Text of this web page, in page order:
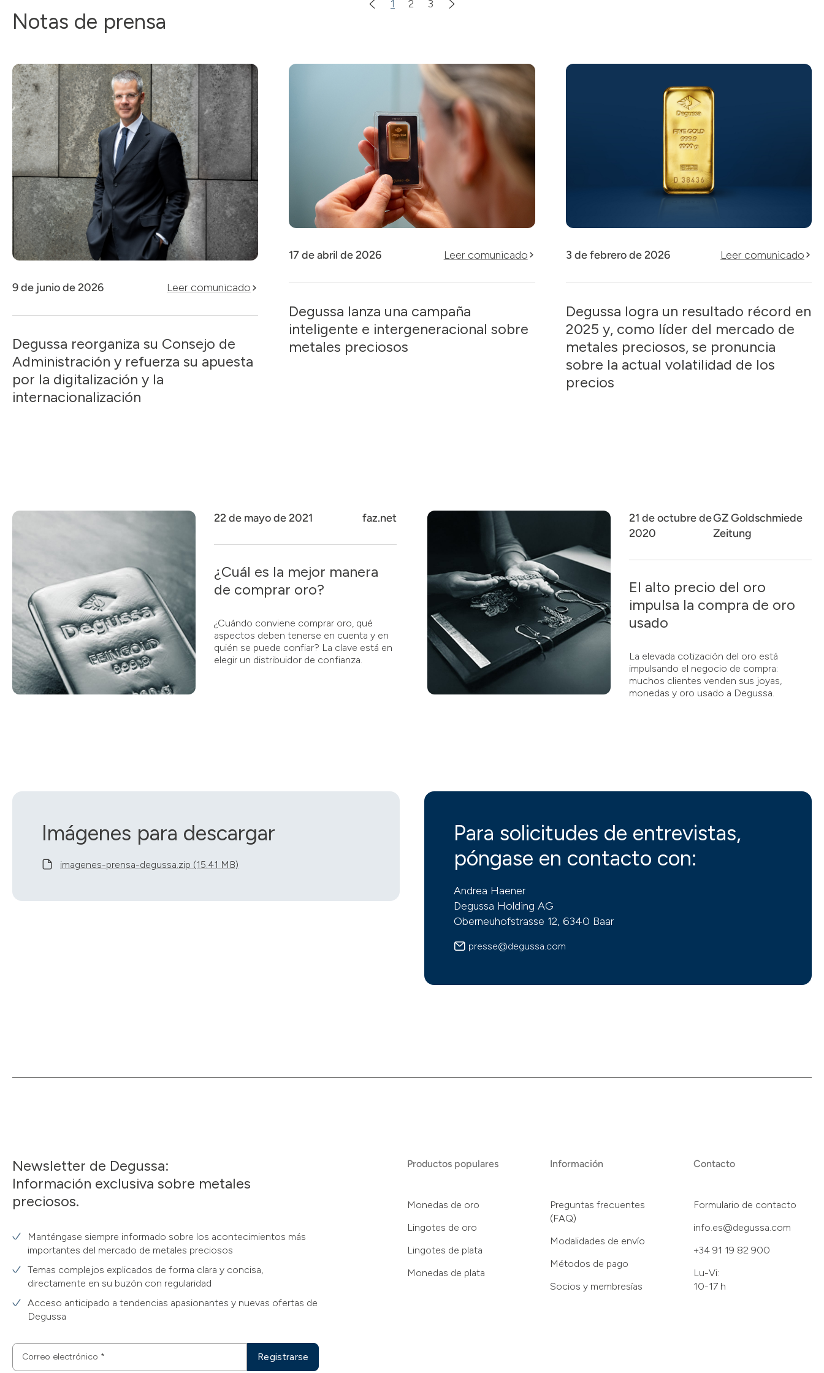
1 2 3
Notas de prensa
9 de junio de 2026 Leer comunicado
Degussa reorganiza su Consejo de
Administración y refuerza su apuesta
por la digitalización y la
internacionalización
17 de abril de 2026 Leer comunicado
Degussa lanza una campaña
inteligente e intergeneracional sobre
metales preciosos
3 de febrero de 2026 Leer comunicado
Degussa logra un resultado récord en
2025 y, como líder del mercado de
metales preciosos, se pronuncia
sobre la actual volatilidad de los
precios
22 de mayo de 2021 faz.net
¿Cuál es la mejor manera
de comprar oro?
¿Cuándo conviene comprar oro, qué
aspectos deben tenerse en cuenta y en
quién se puede confiar? La clave está en
elegir un distribuidor de confianza.
21 de octubre de
2020
GZ Goldschmiede
Zeitung
El alto precio del oro
impulsa la compra de oro
usado
La elevada cotización del oro está
impulsando el negocio de compra:
muchos clientes venden sus joyas,
monedas y oro usado a Degussa.
Imágenes para descargar
imagenes-prensa-degussa.zip (15.41 MB)
Para solicitudes de entrevistas,
póngase en contacto con:
Andrea Haener
Degussa Holding AG
Oberneuhofstrasse 12, 6340 Baar
presse@degussa.com
Newsletter de Degussa:
Información exclusiva sobre metales
preciosos.
Manténgase siempre informado sobre los acontecimientos más
importantes del mercado de metales preciosos
Temas complejos explicados de forma clara y concisa,
directamente en su buzón con regularidad
Acceso anticipado a tendencias apasionantes y nuevas ofertas de
Degussa
Correo electrónico * Registrarse
Productos populares
Monedas de oro
Lingotes de oro
Lingotes de plata
Monedas de plata
Información
Preguntas frecuentes
(FAQ)
Modalidades de envío
Métodos de pago
Socios y membresías
Contacto
Formulario de contacto
info.es@degussa.com
+34 91 19 82 900
Lu-Vi:
10-17 h